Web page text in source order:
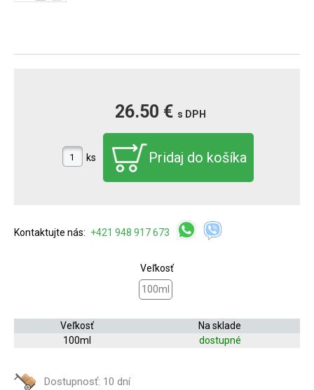
26.50 € s DPH
ks
Kontaktujte nás: +421 948 917 673
Veľkosť
100ml
Veľkosť
Na sklade
100ml
dostupné
Dostupnosť: 10 dní